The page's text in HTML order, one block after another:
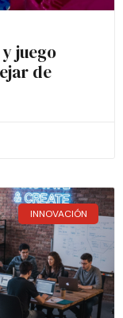
juego
de
INNOVACIÓN